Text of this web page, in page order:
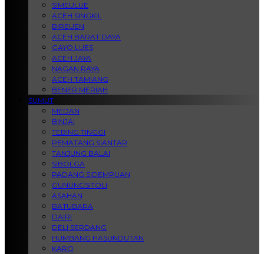
SIMEULUE
ACEH SINGKIL
BIREUEN
ACEH BARAT DAYA
GAYO LUES
ACEH JAYA
NAGAN RAYA
ACEH TAMIANG
BENER MERIAH
SUMUT
MEDAN
BINJAI
TEBING TINGGI
PEMATANG SIANTAR
TANJUNG BALAI
SIBOLGA
PADANG SIDEMPUAN
GUNUNGSITOLI
ASAHAN
BATUBARA
DAIRI
DELI SERDANG
HUMBANG HASUNDUTAN
KARO